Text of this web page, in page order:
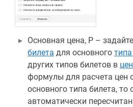
Основная цена, Р –
билета для основного
других типов билетов в
формулы для расчета цен
основного типа билета, то
автоматически